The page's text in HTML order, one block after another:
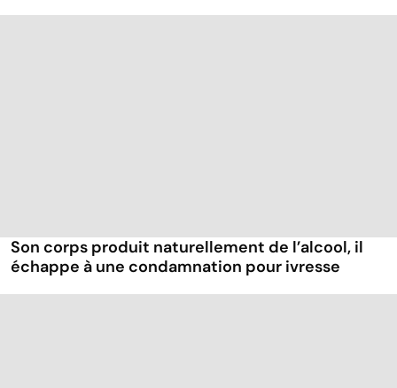
Son corps produit naturellement de l’alcool, il
échappe à une condamnation pour ivresse